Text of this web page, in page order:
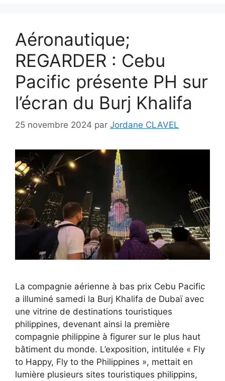
Aéronautique;
REGARDER : Cebu
Pacific présente PH sur
l’écran du Burj Khalifa
25 novembre 2024 par Jordane CLAVEL
La compagnie aérienne à bas prix Cebu Pacific
a illuminé samedi la Burj Khalifa de Dubaï avec
une vitrine de destinations touristiques
philippines, devenant ainsi la première
compagnie philippine à figurer sur le plus haut
bâtiment du monde. L’exposition, intitulée « Fly
to Happy, Fly to the Philippines », mettait en
lumière plusieurs sites touristiques philippins,